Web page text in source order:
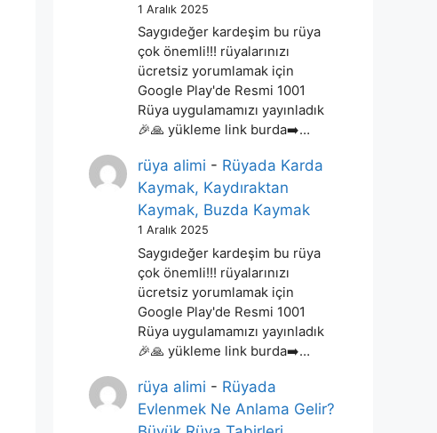
1 Aralık 2025
Saygıdeğer kardeşim bu rüya
çok önemli!!! rüyalarınızı
ücretsiz yorumlamak için
Google Play'de Resmi 1001
Rüya uygulamamızı yayınladık
🎉🙏 yükleme link burda➡️…
rüya alimi - Rüyada Karda
Kaymak, Kaydıraktan
Kaymak, Buzda Kaymak
1 Aralık 2025
Saygıdeğer kardeşim bu rüya
çok önemli!!! rüyalarınızı
ücretsiz yorumlamak için
Google Play'de Resmi 1001
Rüya uygulamamızı yayınladık
🎉🙏 yükleme link burda➡️…
rüya alimi - Rüyada
Evlenmek Ne Anlama Gelir?